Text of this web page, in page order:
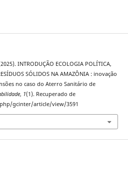
INTRODUÇÃO ECOLOGIA POLÍTICA,
SÓLIDOS NA AMAZÔNIA : inovação
no caso do Aterro Sanitário de
, 1(1). Recuperado de
gcinter/article/view/3591